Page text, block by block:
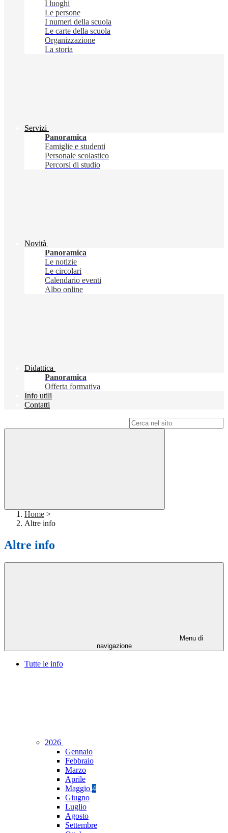
I luoghi
Le persone
I numeri della scuola
Le carte della scuola
Organizzazione
La storia
Servizi
Panoramica
Famiglie e studenti
Personale scolastico
Percorsi di studio
Novità
Panoramica
Le notizie
Le circolari
Calendario eventi
Albo online
Didattica
Panoramica
Offerta formativa
Info utili
Contatti
Home >
Altre info
Altre info
Menu di
navigazione
Tutte le info
2026
Gennaio
Febbraio
Marzo
Aprile
Maggio 4
Giugno
Luglio
Agosto
Settembre